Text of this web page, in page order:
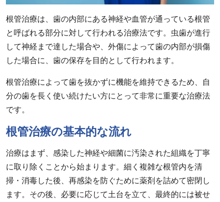
根管治療は、歯の内部にある神経や血管が通っている根管
と呼ばれる部分に対して行われる治療法です。虫歯が進行
して神経まで達した場合や、外傷によって歯の内部が損傷
した場合に、歯の保存を目的として行われます。
根管治療によって歯を抜かずに機能を維持できるため、自
分の歯を長く使い続けたい方にとって非常に重要な治療法
です。
根管治療の基本的な流れ
治療はまず、感染した神経や細菌に汚染された組織を丁寧
に取り除くことから始まります。細く複雑な根管内を清
掃・消毒した後、再感染を防ぐために薬剤を詰めて密閉し
ます。その後、必要に応じて土台を立て、最終的には被せ